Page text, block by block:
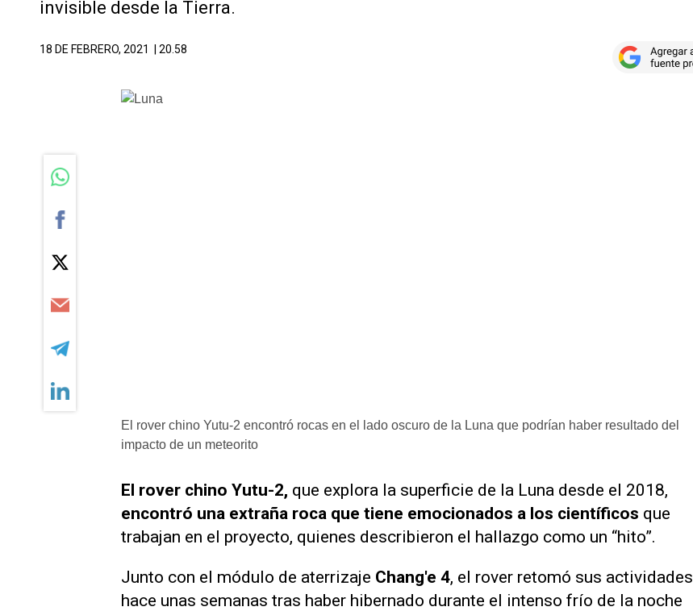
invisible desde la Tierra.
18 DE FEBRERO, 2021 | 20.58
El rover chino Yutu-2 encontró rocas en el lado oscuro de la Luna que podrían haber resultado del
impacto de un meteorito
El rover chino Yutu-2, que explora la superficie de la Luna desde el 2018,
encontró una extraña roca que tiene emocionados a los científicos que
trabajan en el proyecto, quienes describieron el hallazgo como un “hito”.
Junto con el módulo de aterrizaje Chang'e 4, el rover retomó sus actividades
hace unas semanas tras haber hibernado durante el intenso frío de la noche